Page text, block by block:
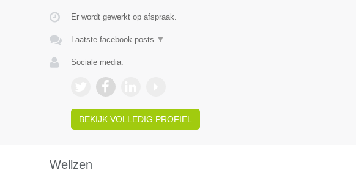
Er wordt gewerkt op afspraak.
Laatste facebook posts ▼
Sociale media:
BEKIJK VOLLEDIG PROFIEL
Wellzen